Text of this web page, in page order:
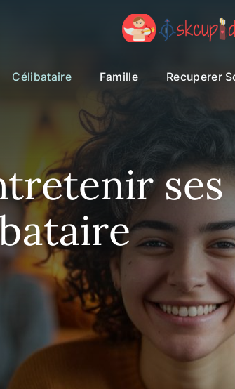
Célibataire Famille Recuperer